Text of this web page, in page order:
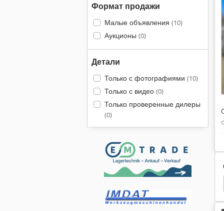
Формат продажи
Малые объявления (10)
Аукционы (0)
Детали
Только с фотографиями (10)
Только с видео (0)
Только проверенные дилеры
(0)